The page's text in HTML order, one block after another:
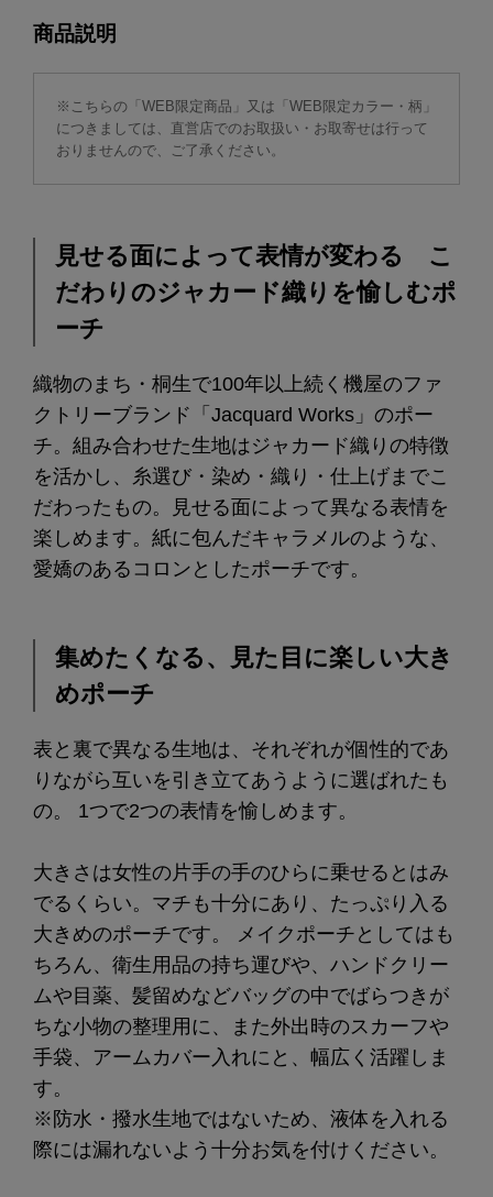
商品説明
※こちらの「WEB限定商品」又は「WEB限定カラー・柄」
につきましては、直営店でのお取扱い・お取寄せは行って
おりませんので、ご了承ください。
見せる面によって表情が変わる こ
だわりのジャカード織りを愉しむポ
ーチ
織物のまち・桐生で100年以上続く機屋のファ
クトリーブランド「Jacquard Works」のポー
チ。組み合わせた生地はジャカード織りの特徴
を活かし、糸選び・染め・織り・仕上げまでこ
だわったもの。見せる面によって異なる表情を
楽しめます。紙に包んだキャラメルのような、
愛嬌のあるコロンとしたポーチです。
集めたくなる、見た目に楽しい大き
めポーチ
表と裏で異なる生地は、それぞれが個性的であ
りながら互いを引き立てあうように選ばれたも
の。 1つで2つの表情を愉しめます。
大きさは女性の片手の手のひらに乗せるとはみ
でるくらい。マチも十分にあり、たっぷり入る
大きめのポーチです。 メイクポーチとしてはも
ちろん、衛生用品の持ち運びや、ハンドクリー
ムや目薬、髪留めなどバッグの中でばらつきが
ちな小物の整理用に、また外出時のスカーフや
手袋、アームカバー入れにと、幅広く活躍しま
す。
※防水・撥水生地ではないため、液体を入れる
際には漏れないよう十分お気を付けください。